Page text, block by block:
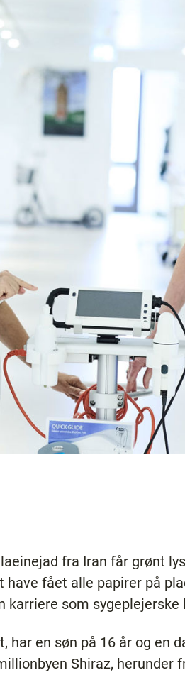
fra Iran får grønt
fået alle papirer på
som sygeplejerske
har en søn på 16 år og en
Shiraz, herunder